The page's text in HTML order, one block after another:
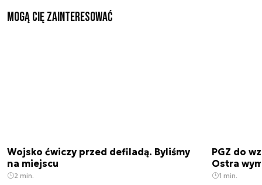
Mogą Cię zainteresować
Wojsko ćwiczy przed defiladą. Byliśmy
na miejscu
2 min.
PGZ do
Ostra
1 min.